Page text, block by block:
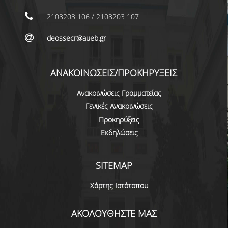
ΠΟΛΙΤΙΚΗ ΠΟΙΟΤΗΤΑΣ
ΠΟΛΙΤΙΚΗ ΠΟΙΟΤΗΤΑΣ ΤΟΥ ΠΠΣ
ΣΤΡΑΤΗΓΙΚΗ ΠΡΟΠΤΥΧΙΑΚΟΥ
ΠΡΟΓΡΑΜΜΑΤΟΣ ΤΜΗΜΑΤΟΣ
ΠΙΣΤΟΠΟΙΗΣΗ
ΑΞΙΟΛΟΓΗΣΗ
ΑΠΟ ΠΡΟΠΤΥΧΙΑΚΟΥΣ ΦΟΙΤΗΤΕΣ
2108203 106 / 2108203 107
deossecr@aueb.gr
ΑΝΑΚΟΙΝΩΣΕΙΣ/ΠΡΟΚΗΡΥΞΕΙΣ
Ανακοινώσεις Γραμματείας
Γενικές Ανακοινώσεις
Προκηρύξεις
Εκδηλώσεις
SITEMAP
Χάρτης Ιστότοπου
ΑΚΟΛΟΥΘΗΣΤΕ ΜΑΣ